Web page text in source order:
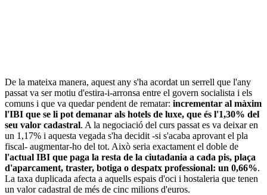
De la mateixa manera, aquest any s'ha acordat un serrell que l'any
passat va ser motiu d'estira-i-arronsa entre el govern socialista i els
comuns i que va quedar pendent de rematar: incrementar al màxim
l'IBI que se li pot demanar als hotels de luxe, que és l'1,30% del
seu valor cadastral. A la negociació del curs passat es va deixar en
un 1,17% i aquesta vegada s'ha decidit -si s'acaba aprovant el pla
fiscal- augmentar-ho del tot. Això seria exactament el doble de
l'actual IBI que paga la resta de la ciutadania a cada pis, plaça
d'aparcament, traster, botiga o despatx professional: un 0,66%.
La taxa duplicada afecta a aquells espais d'oci i hostaleria que tenen
un valor cadastral de més de cinc milions d'euros.